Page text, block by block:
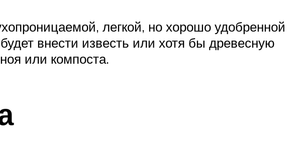
легкой, но хорошо удобренной
внести известь или хотя бы древесную
или компоста.